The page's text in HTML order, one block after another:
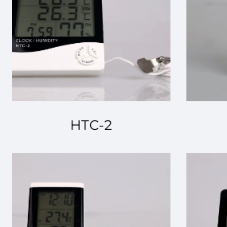
HTC-2